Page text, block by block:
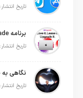
تاریخ انتشار: 6 آگوست 2026
تاریخ انتشار: 2 آگوست 2026
نگاهی به ۱۵ سال مدیریت تیم کوک در اپل
تاریخ انتشار: 1 آگوست 2026